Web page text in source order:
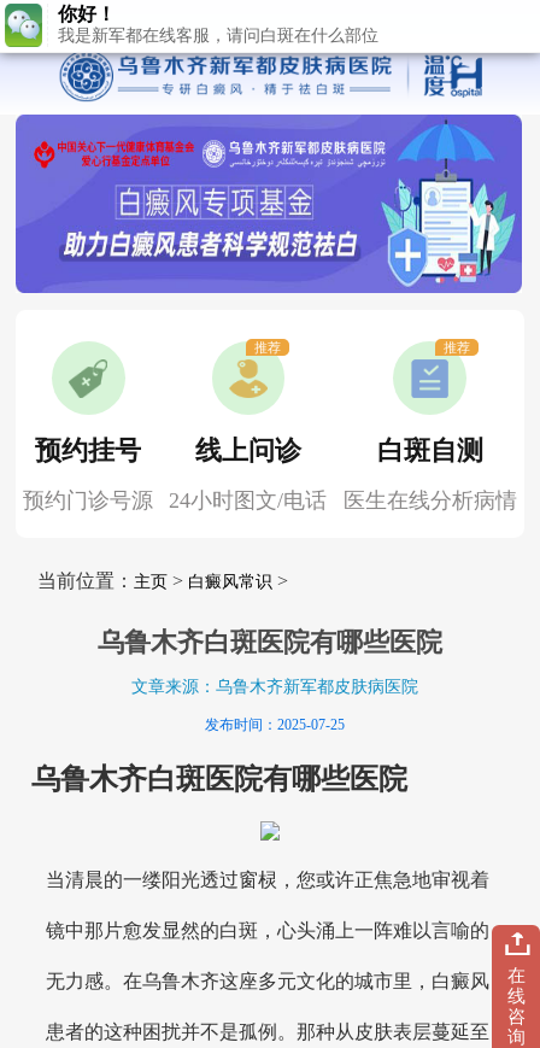
预约挂号
预约门诊号源
线上问诊
24小时图文/电话
推荐
白斑自测
医生在线分析病情
推荐
当前位置： 主页> 白癜风常识 >
乌鲁木齐白斑医院有哪些医院
文章来源：乌鲁木齐新军都皮肤病医院
发布时间：2025-07-25
乌鲁木齐白斑医院有哪些医院
当清晨的一缕阳光透过窗棂，您或许正焦急地审视着
镜中那片愈发显然的白斑，心头涌上一阵难以言喻的
无力感。在乌鲁木齐这座多元文化的城市里，白癜风
患者的这种困扰并不是孤例。那种从皮肤表层蔓延至
在
线
咨
询